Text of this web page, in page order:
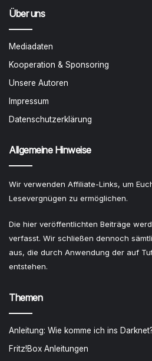
Über uns
Mediadaten
Kooperation & Sponsoring
Unsere Autoren
Impressum
Datenschutzerklärung
Allgemeine Hinweise
Wir verwenden Affiliate-Links, um
Lesevergnügen zu ermöglichen.
Die hier veröffentlichten Beiträge
verfasst. Wir schließen dennoch
aus, die durch Anwendung der auf
entstehen.
Themen
Anleitung: Wie komme ich ins
Fritz!Box Anleitungen